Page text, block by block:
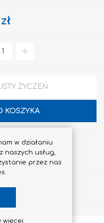
ŻYCZEŃ
KOSZYKA
w działaniu
naszych usług,
przez nas
więcej